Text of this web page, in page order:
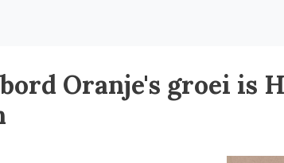
Oranje's groei is